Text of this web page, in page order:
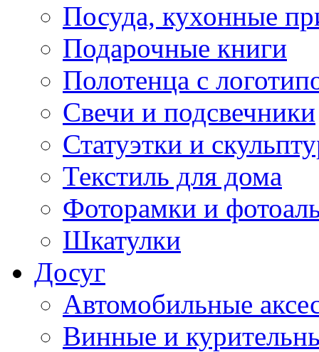
Посуда, кухонные
Подарочные книги
Полотенца с
Свечи и подсвечники
Статуэтки и
Текстиль для дома
Фоторамки и
Шкатулки
Досуг
Автомобильные
Винные и